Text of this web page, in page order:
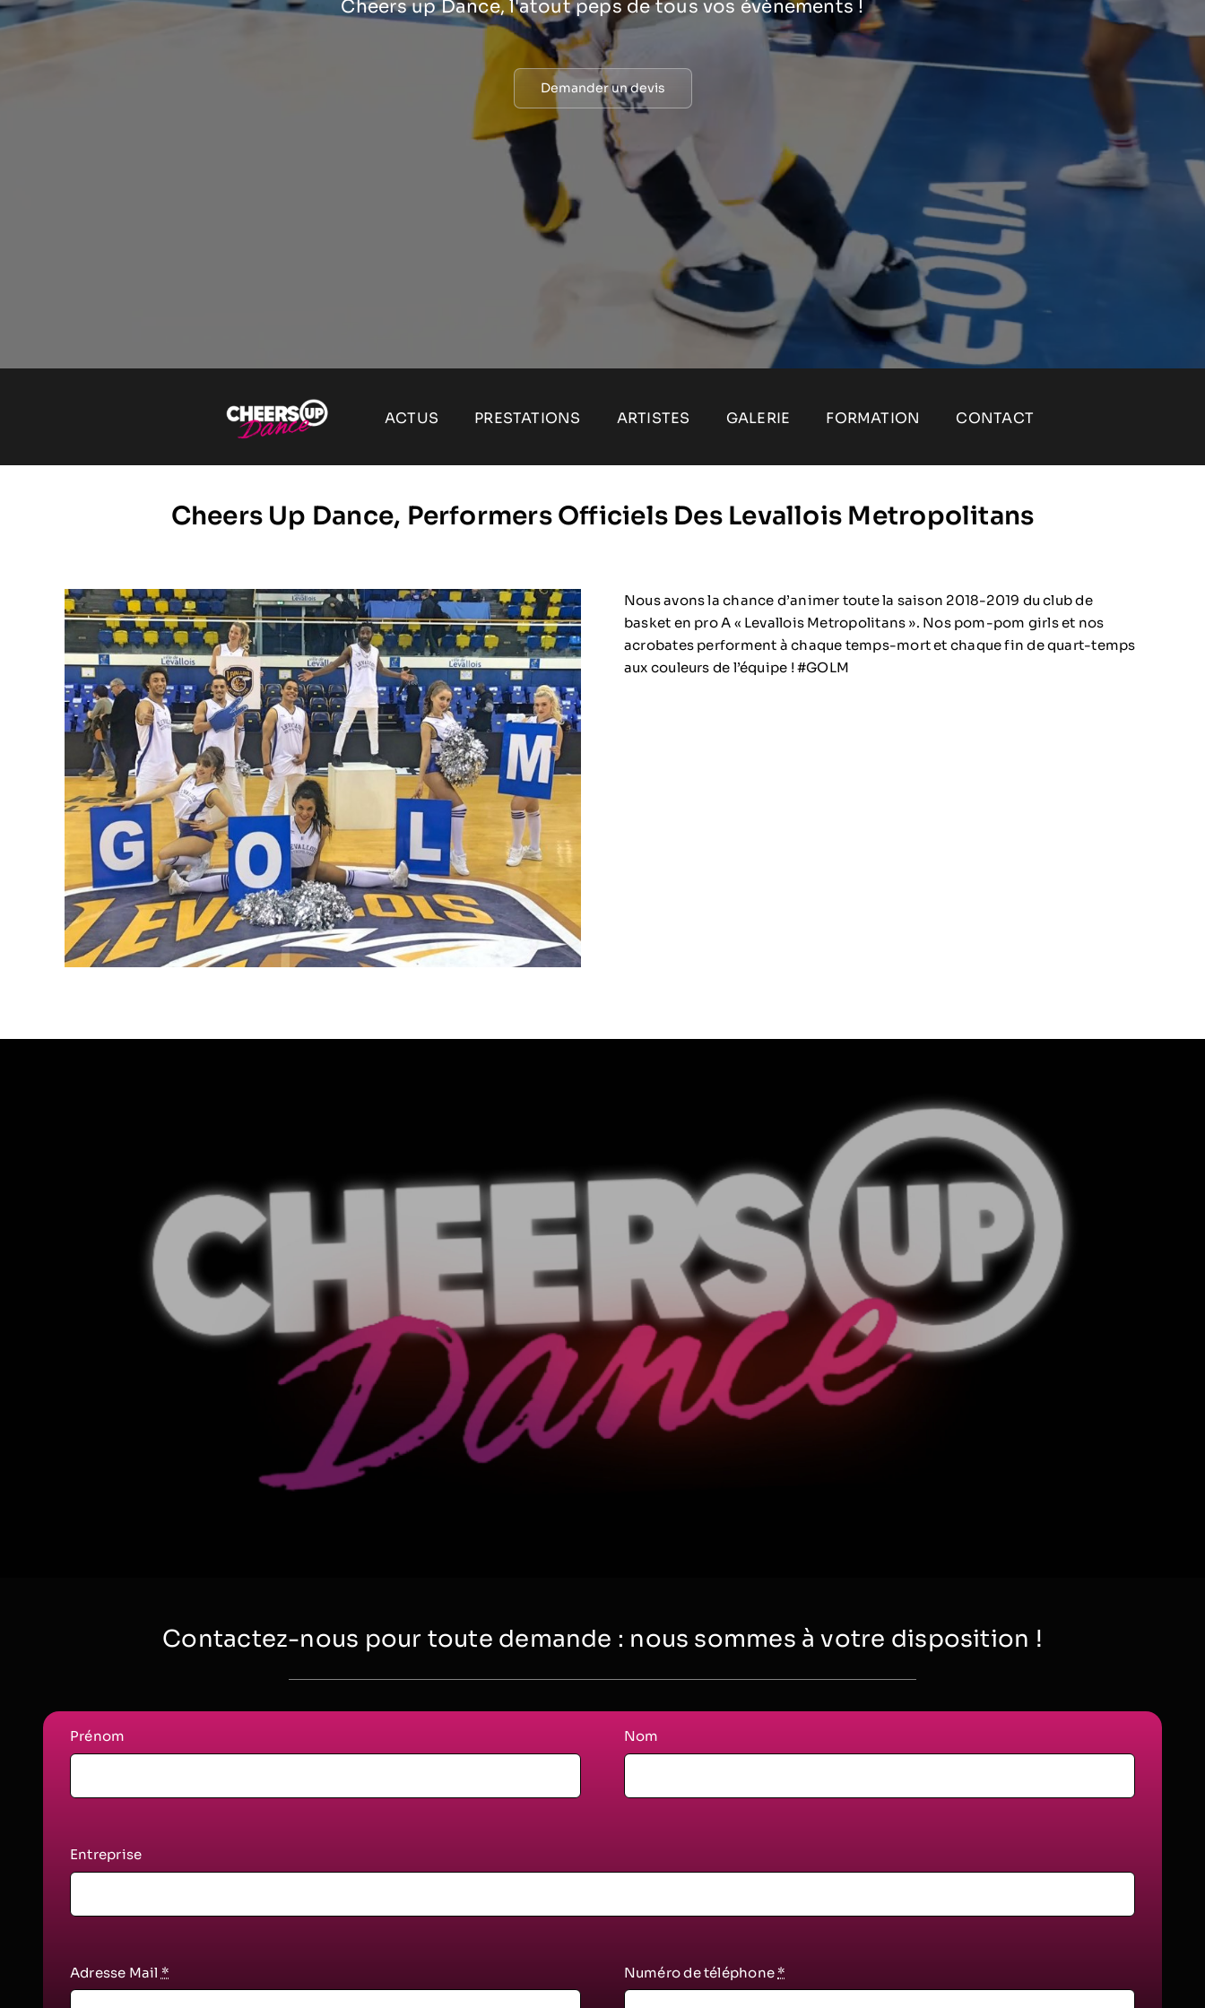
Cheers up Dance, l'atout peps de tous vos évènements !
Demander un devis
ACTUS PRESTATIONS ARTISTES GALERIE FORMATION CONTACT
Cheers Up Dance, Performers Officiels Des Levallois Metropolitans
Nous avons la chance d’animer toute la saison 2018-2019 du club de
basket en pro A « Levallois Metropolitans ». Nos pom-pom girls et nos
acrobates performent à chaque temps-mort et chaque fin de quart-temps
aux couleurs de l’équipe ! #GOLM
Contactez-nous pour toute demande : nous sommes à votre disposition !
Prénom Nom
Entreprise
Adresse Mail * Numéro de téléphone *